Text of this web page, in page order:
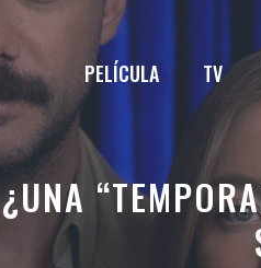
PELÍCULA TV
¿UNA